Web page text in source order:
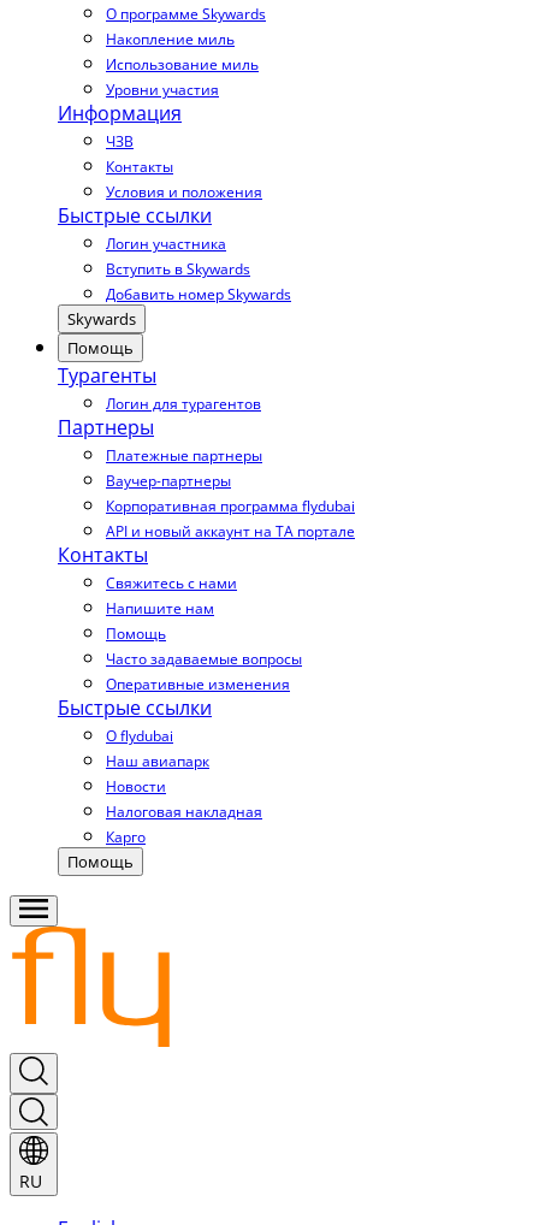
О программе Skywards
Накопление миль
Использование миль
Уровни участия
Информация
ЧЗВ
Контакты
Условия и положения
Быстрые ссылки
Логин участника
Вступить в Skywards
Добавить номер Skywards
Skywards
Помощь
Турагенты
Логин для турагентов
Партнеры
Платежные партнеры
Ваучер-партнеры
Корпоративная программа flydubai
API и новый аккаунт на TA портале
Контакты
Свяжитесь с нами
Напишите нам
Помощь
Часто задаваемые вопросы
Оперативные изменения
Быстрые ссылки
О flydubai
Наш авиапарк
Новости
Налоговая накладная
Карго
Помощь
RU